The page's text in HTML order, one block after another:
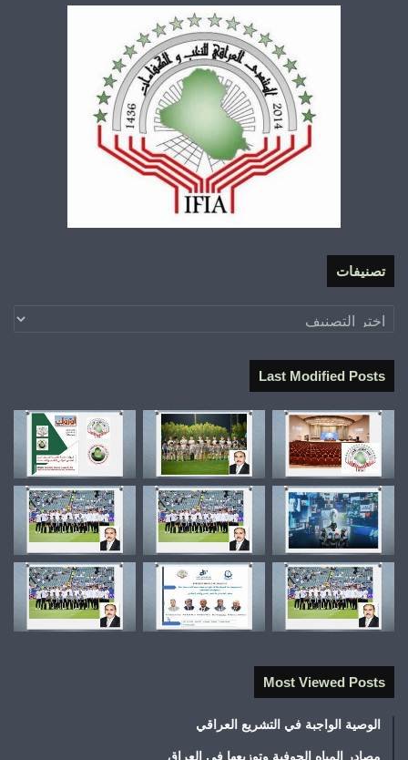
تصنيفات
تصنيفات
Last Modified Posts
Most Viewed Posts
الوصية الواجبة في التشريع العراقي
مصادر المياه الجوفية وتوزيعها في العراق